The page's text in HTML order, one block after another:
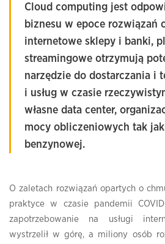
Cloud computing jest
biznesu w epoce rozwiązań
internetowe sklepy i banki,
streamingowe otrzymują
narzędzie do dostarczania i
i usług w czasie
własne data center,
mocy obliczeniowych tak
benzynowej.
O zaletach rozwiązań opartych o
praktyce w czasie pandemii
zapotrzebowanie na usługi
wystrzelił w górę, a miliony osób